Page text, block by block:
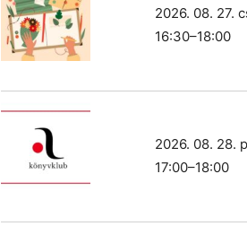
2026. 08. 27.
16:30–18:00
2026. 08. 28.
17:00–18:00